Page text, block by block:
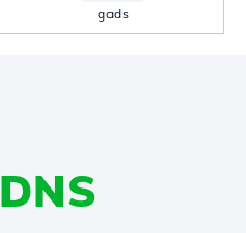
gads
DNS